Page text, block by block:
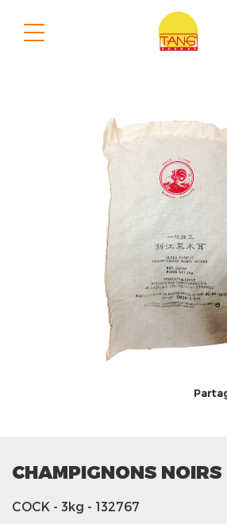
CHAMPIGNONS NOIRS
COCK - 3kg - 132767